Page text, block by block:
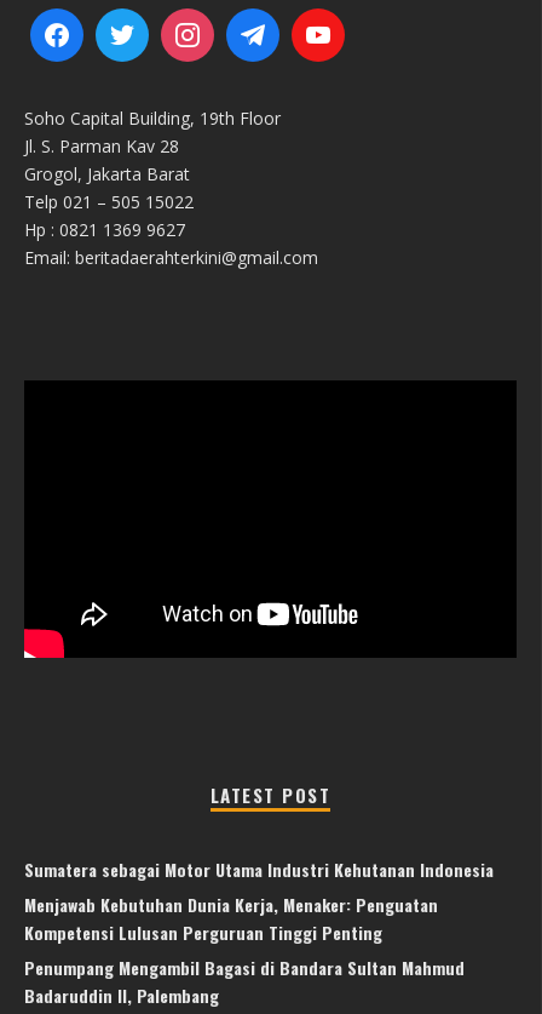
Soho Capital Building, 19th Floor
Jl. S. Parman Kav 28
Grogol, Jakarta Barat
Telp 021 – 505 15022
Hp : 0821 1369 9627
Email: beritadaerahterkini@gmail.com
LATEST POST
Sumatera sebagai Motor Utama Industri Kehutanan Indonesia
Menjawab Kebutuhan Dunia Kerja, Menaker: Penguatan
Kompetensi Lulusan Perguruan Tinggi Penting
Penumpang Mengambil Bagasi di Bandara Sultan Mahmud
Badaruddin II, Palembang